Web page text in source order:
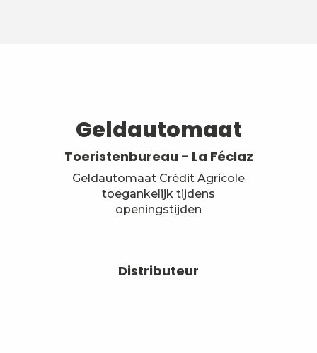
Geldautomaat
Toeristenbureau - La Féclaz
Geldautomaat Crédit Agricole
toegankelijk tijdens
openingstijden
Distributeur